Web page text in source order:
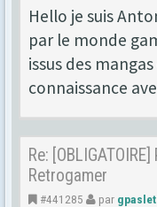
Hello je suis
par le monde
issus des
connaissance
Re:
Retrogamer
#441285 par